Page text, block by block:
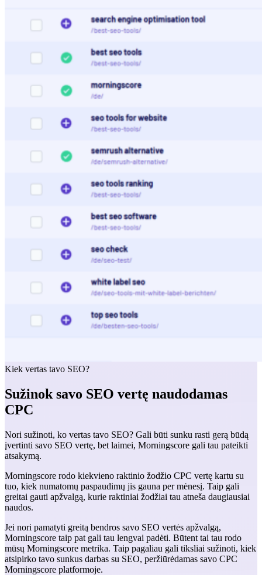
Kiek vertas tavo SEO?
Sužinok savo SEO vertę naudodamas
CPC
Nori sužinoti, ko vertas tavo SEO? Gali būti sunku rasti gerą būdą
įvertinti savo SEO vertę, bet laimei, Morningscore gali tau pateikti
atsakymą.
Morningscore rodo kiekvieno raktinio žodžio CPC vertę kartu su
tuo, kiek numatomų paspaudimų jis gauna per mėnesį. Taip gali
greitai gauti apžvalgą, kurie raktiniai žodžiai tau atneša daugiausiai
naudos.
Jei nori pamatyti greitą bendros savo SEO vertės apžvalgą,
Morningscore taip pat gali tau lengvai padėti. Būtent tai tau rodo
mūsų Morningscore metrika. Taip pagaliau gali tiksliai sužinoti, kiek
atsipirko tavo sunkus darbas su SEO, peržiūrėdamas savo CPC
Morningscore platformoje.